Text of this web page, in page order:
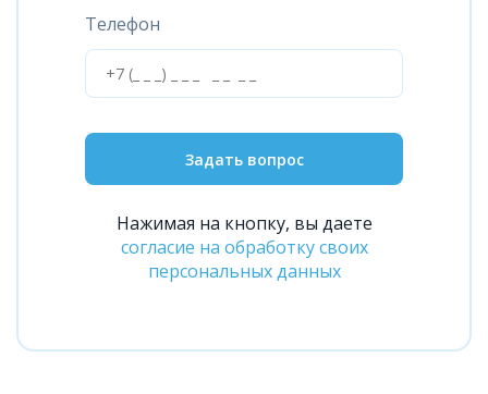
Телефон
Задать вопрос
Нажимая на кнопку, вы даете
согласие на обработку своих
персональных данных